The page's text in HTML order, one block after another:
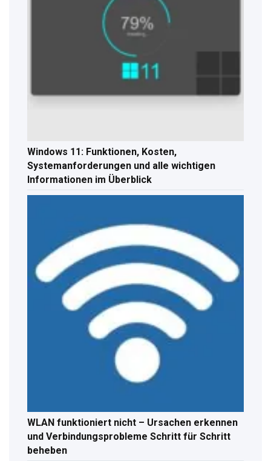
Windows 11: Funktionen, Kosten,
Systemanforderungen und alle wichtigen
Informationen im Überblick
WLAN funktioniert nicht – Ursachen erkennen
und Verbindungsprobleme Schritt für Schritt
beheben